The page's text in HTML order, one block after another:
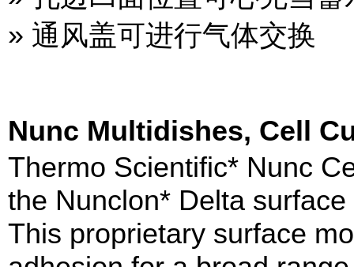
» 通风盖可进行气体交换
Nunc Multidishes, Cell
Thermo Scientific* Nunc
the Nunclon* Delta
This proprietary surface